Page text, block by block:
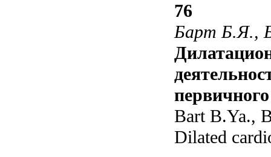
76
Барт Б.Я.,
Bart B.Ya.,
Dilated